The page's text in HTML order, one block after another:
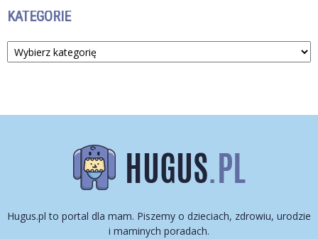
KATEGORIE
Kategorie
Hugus.pl to portal dla mam. Piszemy o dzieciach, zdrowiu, urodzie
i maminych poradach.